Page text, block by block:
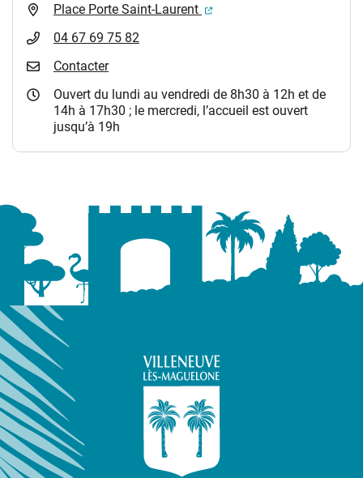
Place Porte Saint-Laurent
(ouverture dans un
04 67 69 75 82
Contacter
Ouvert du lundi au vendredi de 8h30 à 12h et de
14h à 17h30 ; le mercredi, l’accueil est ouvert
jusqu’à 19h